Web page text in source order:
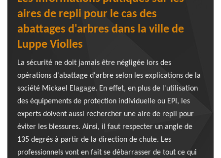
aires de repli pour le cas des
abattages d'arbres dans la ville de
Luppe Violles
La sécurité ne doit jamais être négligée lors des
opérations d'abattage d'arbre selon les explications de la
société Mickael Elagage. En effet, en plus de l'utilisation
des équipements de protection individuelle ou EPI, les
experts doivent aussi rechercher une aire de repli pour
éviter les blessures. Ainsi, il faut respecter un angle de
135 degrés à partir de la direction de chute. Les
professionnels vont en fait se débarrasser de tout ce qui